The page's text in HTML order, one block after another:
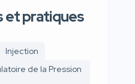
et pratiques
Injection
de la Pression